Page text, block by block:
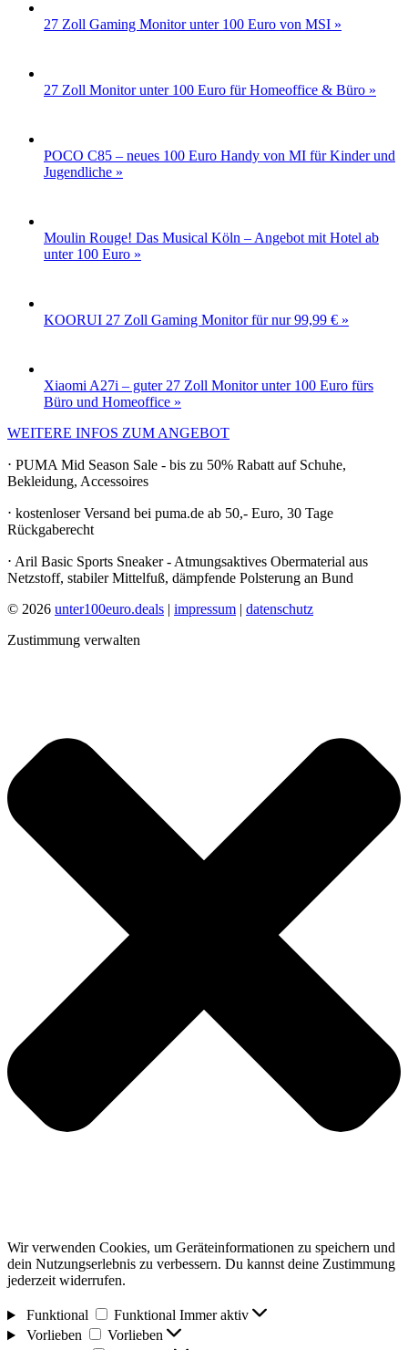
27 Zoll Gaming Monitor unter 100 Euro von MSI »
27 Zoll Monitor unter 100 Euro für Homeoffice & Büro »
POCO C85 – neues 100 Euro Handy von MI für Kinder und
Jugendliche »
Moulin Rouge! Das Musical Köln – Angebot mit Hotel ab
unter 100 Euro »
KOORUI 27 Zoll Gaming Monitor für nur 99,99 € »
Xiaomi A27i – guter 27 Zoll Monitor unter 100 Euro fürs
Büro und Homeoffice »
WEITERE INFOS ZUM ANGEBOT
⋅ PUMA Mid Season Sale - bis zu 50% Rabatt auf Schuhe,
Bekleidung, Accessoires
⋅ kostenloser Versand bei puma.de ab 50,- Euro, 30 Tage
Rückgaberecht
⋅ Aril Basic Sports Sneaker - Atmungsaktives Obermaterial aus
Netzstoff, stabiler Mittelfuß, dämpfende Polsterung an Bund
© 2026 unter100euro.deals | impressum | datenschutz
Zustimmung verwalten
Wir verwenden Cookies, um Geräteinformationen zu speichern und
dein Nutzungserlebnis zu verbessern. Du kannst deine Zustimmung
jederzeit widerrufen.
Funktional Funktional Immer aktiv
Vorlieben
Vorlieben